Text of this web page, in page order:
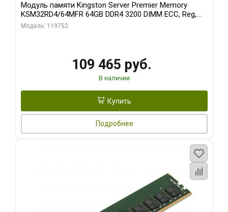
Модуль памяти Kingston Server Premier Memory
KSM32RD4/64MFR 64GB DDR4 3200 DIMM ECC, Reg,
CL22, 1.2V
Модель: 119752
109 465 руб.
В наличии
Купить
Подробнее